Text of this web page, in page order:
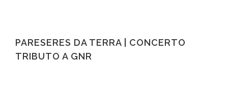
PARESERES DA TERRA | CONCERTO
TRIBUTO A GNR